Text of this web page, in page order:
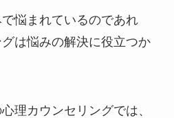
悩まれているのであれ
は悩みの解決に役立つか
理カウンセリングでは、